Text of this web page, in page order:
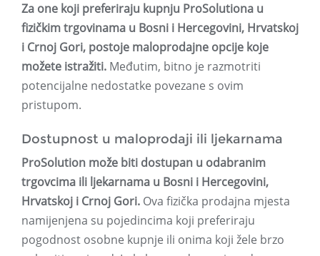
Za one koji preferiraju kupnju ProSolutiona u
fizičkim trgovinama u Bosni i Hercegovini, Hrvatskoj
i Crnoj Gori, postoje maloprodajne opcije koje
možete istražiti. Međutim, bitno je razmotriti
potencijalne nedostatke povezane s ovim
pristupom.
Dostupnost u maloprodaji ili ljekarnama
ProSolution može biti dostupan u odabranim
trgovcima ili ljekarnama u Bosni i Hercegovini,
Hrvatskoj i Crnoj Gori. Ova fizička prodajna mjesta
namijenjena su pojedincima koji preferiraju
pogodnost osobne kupnje ili onima koji žele brzo